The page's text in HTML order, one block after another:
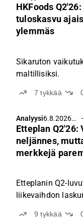
5.40
HKFoods
tuloskasvu
ylemmäs
Sikaruton
maltillisiksi.
7tykkää
Analyysi6.8.2026
klo 5.00
Etteplan Q2'26:
neljännes,
merkkejä
Etteplanin Q2-
liikevaihdon
9tykkää